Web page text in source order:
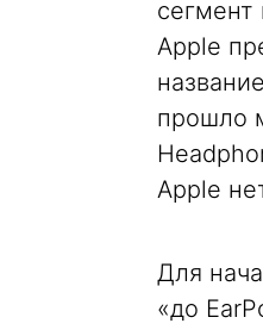
сегмент
Apple
прошло
Apple
Для
«до